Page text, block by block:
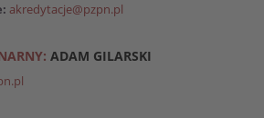
akredytacje@pzpn.pl
ADAM GILARSKI